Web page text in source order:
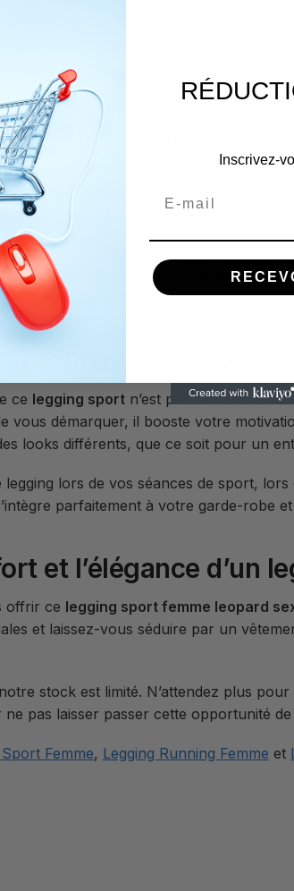
et votre énergie avec ce
de sport. Affirmez votre style tout en
avec charme.
tenue de sport
vêtement de sport, il est adaptable à
de vous détendre à la maison, ce
un look toujours tendance et décontracté.
pour flatter votre silhouette tout en
un regain de confiance qui vous
femme leopard
ce legging sportn’est pas seulement
vous démarquer, il booste votre
looks différents, que ce soit pour un
lors de vos séances de sport,
parfaitement à votre garde-robe
et l’élégance d’un
offrir ce legging sport femme leopard
et laissez-vous séduire par un
stock est limité. N’attendez plus
pas laisser passer cette opportunité
Femme, Legging Running Femme et
Inscrivez-